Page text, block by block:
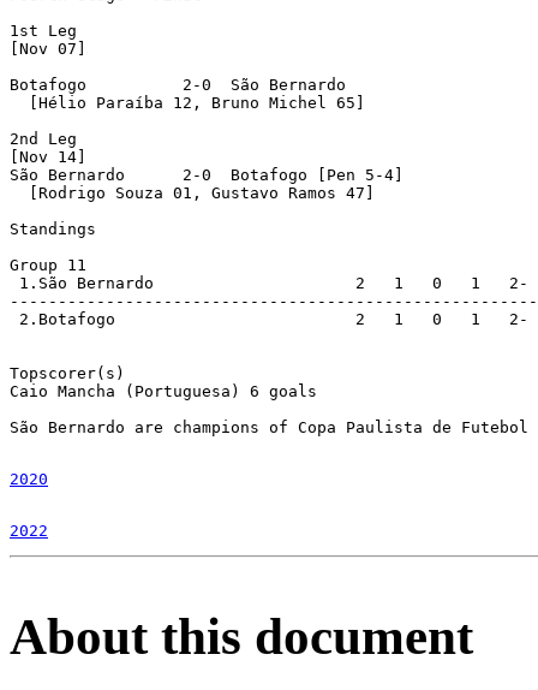
1st Leg
[Nov 07]
Botafogo          2-0  São Bernardo
  [Hélio Paraíba 12, Bruno Michel 65]
2nd Leg
[Nov 14]
São Bernardo      2-0  Botafogo [Pen 5-4]
  [Rodrigo Souza 01, Gustavo Ramos 47]
Standings
Group 11
1.São Bernardo                     2   1   0   1   2-
2.Botafogo                         2   1   0   1   2-
Topscorer(s)
Caio Mancha (Portuguesa) 6 goals
2020
2022
About this document